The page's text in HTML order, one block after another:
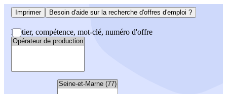
Imprimer Besoin d'aide sur la recherche d'offres d'emploi ?
Métier, compétence, mot-clé, numéro d'offre